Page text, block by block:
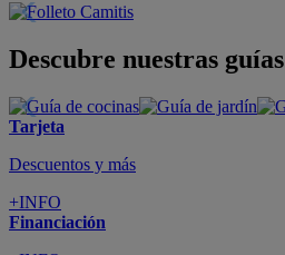
Descubre nuestras guías
Tarjeta
Descuentos y más
+INFO
Financiación